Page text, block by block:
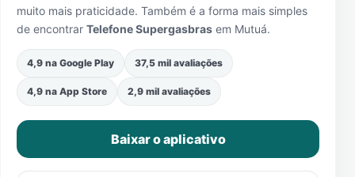
muito mais praticidade. Também é a forma mais simples
de encontrar Telefone Supergasbras em Mutuá.
4,9 na Google Play 37,5 mil avaliações
4,9 na App Store 2,9 mil avaliações
Baixar o aplicativo